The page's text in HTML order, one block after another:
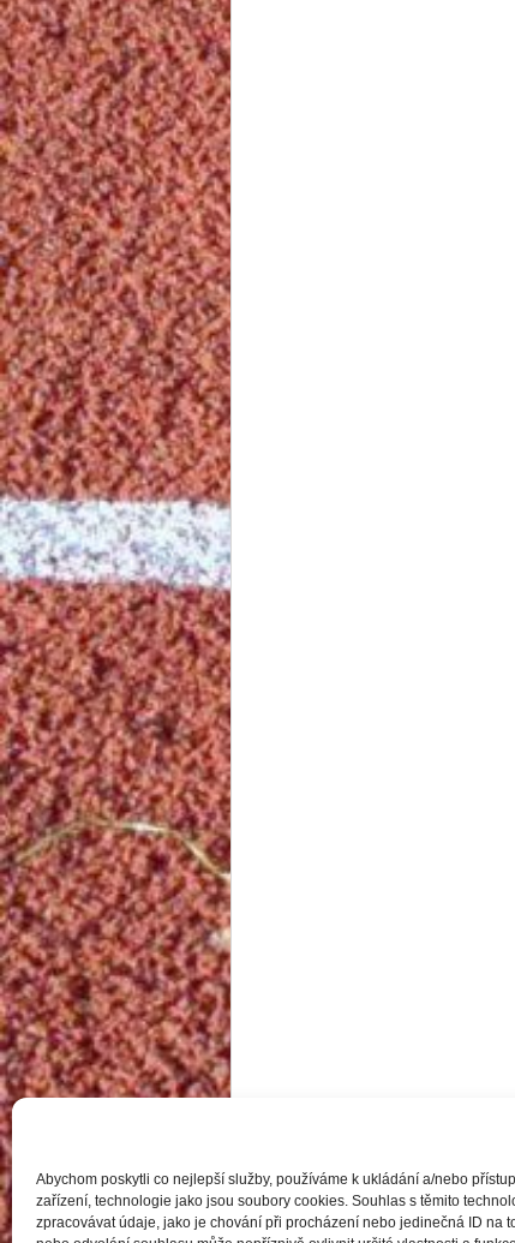
Abychom poskytli co nejlepší služby, používáme k ukládání a/nebo
zařízení, technologie jako jsou soubory cookies. Souhlas s těmito
zpracovávat údaje, jako je chování při procházení nebo jedinečná ID na